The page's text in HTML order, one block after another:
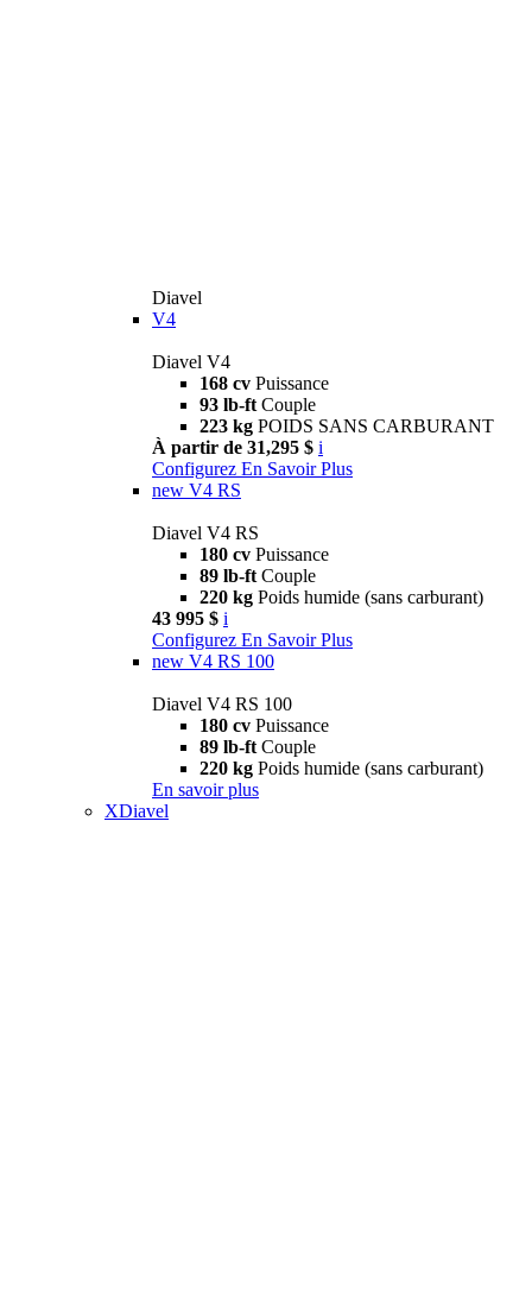
Diavel
V4
Diavel V4
168 cv Puissance
93 lb-ft Couple
223 kg POIDS SANS CARBURANT
À partir de 31,295 $ i
Configurez En Savoir Plus
new V4 RS
Diavel V4 RS
180 cv Puissance
89 lb-ft Couple
220 kg Poids humide (sans carburant)
43 995 $ i
Configurez En Savoir Plus
new V4 RS 100
Diavel V4 RS 100
180 cv Puissance
89 lb-ft Couple
220 kg Poids humide (sans carburant)
En savoir plus
XDiavel